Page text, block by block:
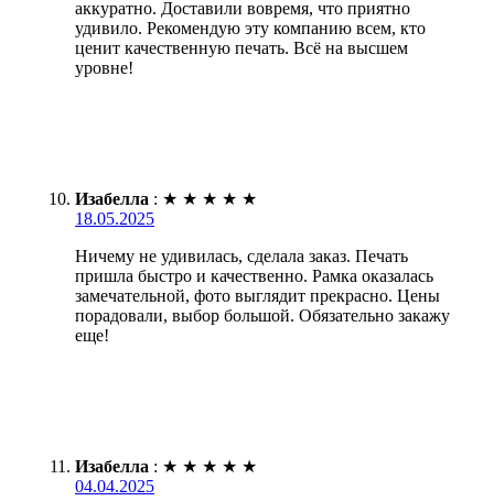
аккуратно. Доставили вовремя, что приятно
удивило. Рекомендую эту компанию всем, кто
ценит качественную печать. Всё на высшем
уровне!
Изабелла : ★ ★ ★ ★ ★
18.05.2025
Ничему не удивилась, сделала заказ. Печать
пришла быстро и качественно. Рамка оказалась
замечательной, фото выглядит прекрасно. Цены
порадовали, выбор большой. Обязательно закажу
еще!
Изабелла : ★ ★ ★ ★ ★
04.04.2025